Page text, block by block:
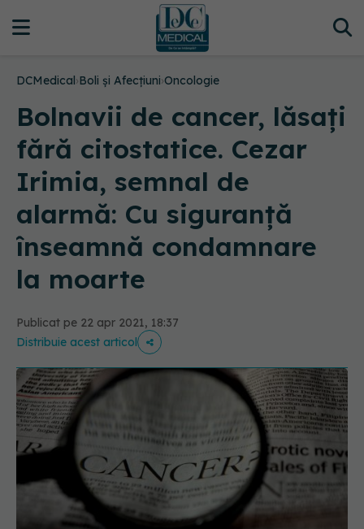
DCMedical›Boli și Afecțiuni›Oncologie
Bolnavii de cancer, lăsați
fără citostatice. Cezar
Irimia, semnal de
alarmă: Cu siguranță
înseamnă condamnare
la moarte
Publicat pe 22 apr 2021, 18:37
Distribuie acest articol